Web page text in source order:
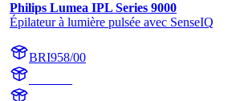
Philips Lumea IPL Series 9000
Épilateur à lumière pulsée avec SenseIQ
BRI958/00